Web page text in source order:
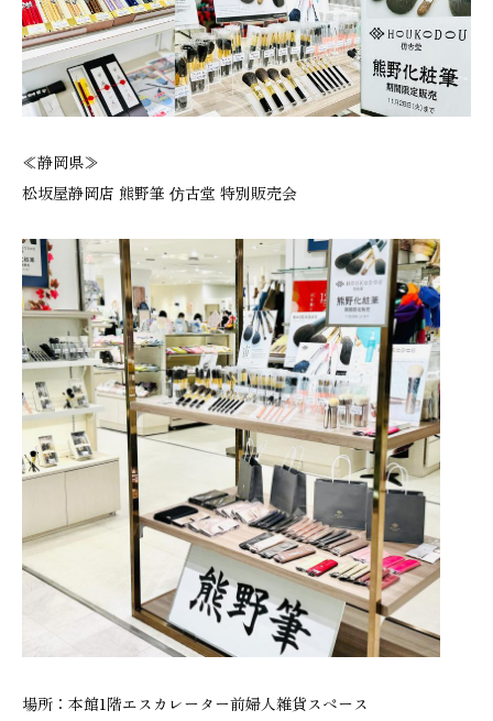
≪静岡県≫
松坂屋静岡店 熊野筆 仿古堂 特別販売会
場所：本館1階エスカレーター前婦人雑貨スペース